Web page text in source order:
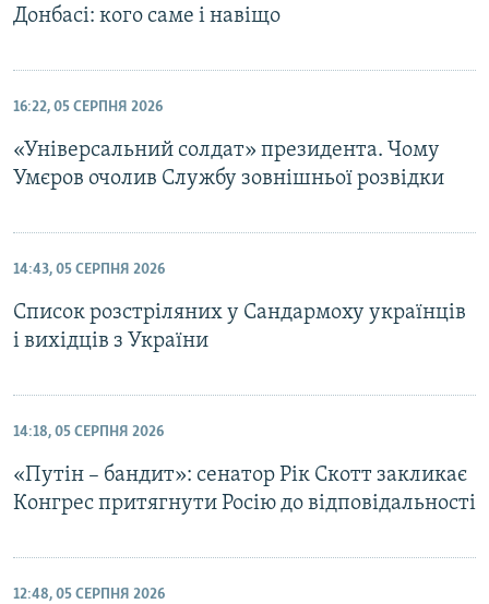
Донбасі: кого саме і навіщо
16:22, 05 СЕРПНЯ 2026
«Універсальний солдат» президента. Чому
Умєров очолив Службу зовнішньої розвідки
14:43, 05 СЕРПНЯ 2026
Список розстріляних у Сандармоху українців
і вихідців з України
14:18, 05 СЕРПНЯ 2026
«Путін – бандит»: сенатор Рік Скотт закликає
Конгрес притягнути Росію до відповідальності
12:48, 05 СЕРПНЯ 2026